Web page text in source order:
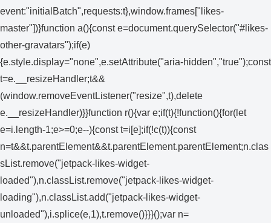
event:"initialBatch",requests:t},window.frames["likes-
master"])}function a(){const e=document.querySelector("#likes-
other-gravatars");if(e)
{e.style.display="none",e.setAttribute("aria-hidden","true");const
t=e.__resizeHandler;t&&
(window.removeEventListener("resize",t),delete
e.__resizeHandler)}}function r(){var e;if(t){!function(){for(let
e=i.length-1;e>=0;e--){const t=i[e];if(!c(t)){const
n=t&&t.parentElement&&t.parentElement.parentElement;n.clas
sList.remove("jetpack-likes-widget-
loaded"),n.classList.remove("jetpack-likes-widget-
loading"),n.classList.add("jetpack-likes-widget-
unloaded"),i.splice(e,1),t.remove()}}}();var n=